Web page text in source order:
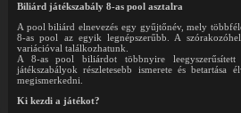
Biliárd játékszabály 8-as pool asztalra
A pool biliárd elnevezés egy gyűjtőnév, mely
8-as pool az egyik legnépszerűbb. A
variációval találkozhatunk.
A 8-as pool biliárdot többnyire
játékszabályok részletesebb ismerete és betartása
megismerkedni.
Ki kezdi a játékot?